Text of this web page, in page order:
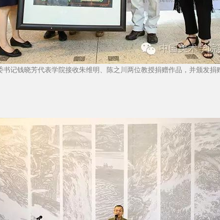
书记钱晓芳代表学院接收朱维明、陈之川两位教授捐赠作品，并颁发捐